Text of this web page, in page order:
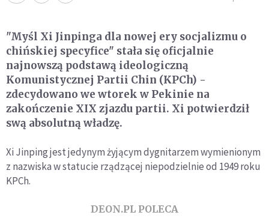
"Myśl Xi Jinpinga dla nowej ery socjalizmu o
chińskiej specyfice" stała się oficjalnie
najnowszą podstawą ideologiczną
Komunistycznej Partii Chin (KPCh) -
zdecydowano we wtorek w Pekinie na
zakończenie XIX zjazdu partii. Xi potwierdził
swą absolutną władzę.
Xi Jinping jest jedynym żyjącym dygnitarzem wymienionym
z nazwiska w statucie rządzącej niepodzielnie od 1949 roku
KPCh.
DEON.PL POLECA